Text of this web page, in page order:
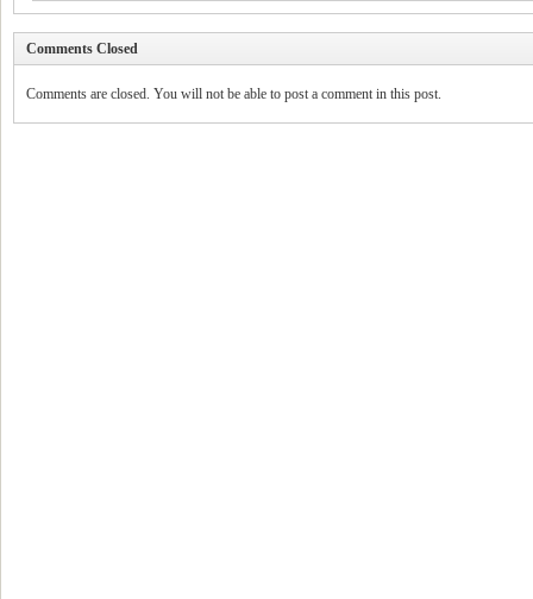
Comments Closed
Comments are closed. You will not be able to post a comment in this post.